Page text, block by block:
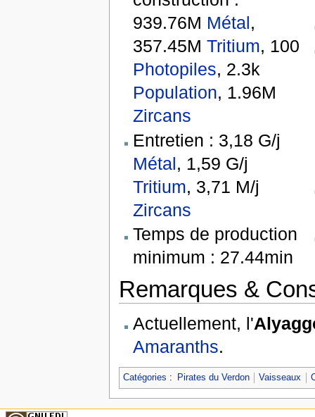
939.76M Métal,
357.45M Tritium, 100
Photopiles, 2.3k
Population, 1.96M
Zircans
Entretien : 3,18 G/j
Métal, 1,59 G/j
Tritium, 3,71 M/j
Zircans
Temps de production
minimum : 27.44min
Remarques &
Actuellement, l'
Amaranths.
Catégories : Pirates du Verdon Vaisseaux